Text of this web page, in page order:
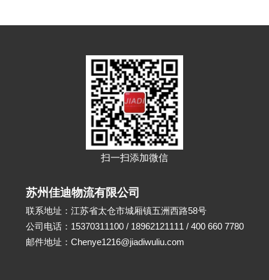
扫一扫添加微信
苏州佳迪物流有限公司
联系地址：江苏省太仓市城厢镇五洲西路58号
公司电话：15370311100 / 18962121111 / 400 660 7780
邮件地址：Chenye1216@jiadiwuliu.com